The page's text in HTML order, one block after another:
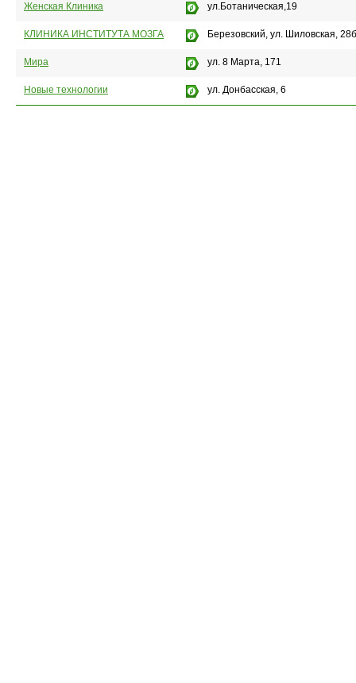
Женская Клиника ул.Ботаническая,19
КЛИНИКА ИНСТИТУТА МОЗГА Березовский, ул. Шиловская, 28б
Мира ул. 8 Марта, 171
Новые технологии ул. Донбасская, 6